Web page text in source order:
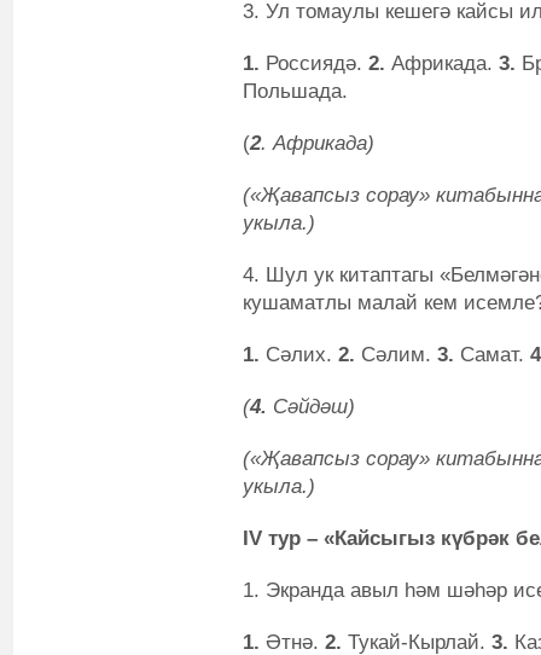
3. Ул томаулы кешегә кайсы
1. Россиядә. 2. Африкада. 3.
Польшада.
(2. Африкада)
(«Җавапсыз сорау»
укыла.)
4. Шул ук китаптагы
кушаматлы малай кем
1. Сәлих. 2. Сәлим. 3. Самат.
(4. Сәйдәш)
(«Җавапсыз сорау»
укыла.)
IV тур – «Кайсыгыз күбрәк
1. Экранда авыл һәм шәһәр
1. Әтнә. 2. Тукай-Кырлай. 3.